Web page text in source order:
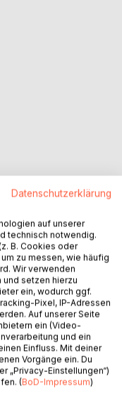
Datenschutzerklärung
auf unserer
technisch notwendig.
B. Cookies oder
zu messen, wie häufig
Wir verwenden
setzen hierzu
ein, wodurch ggf.
Pixel, IP-Adressen
Auf unserer Seite
ein (Video-
und ein
Einfluss. Mit deiner
Vorgänge ein. Du
„Privacy-Einstellungen“)
(BoD-Impressum)